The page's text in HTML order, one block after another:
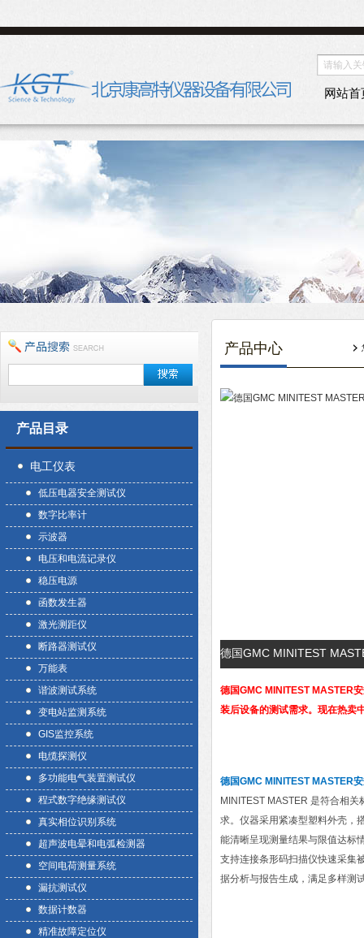
网站首
产品目录
电工仪表
低压电器安全测试仪
数字比率计
示波器
电压和电流记录仪
稳压电源
函数发生器
激光测距仪
断路器测试仪
万能表
谐波测试系统
变电站监测系统
GIS监控系统
电缆探测仪
多功能电气装置测试仪
程式数字绝缘测试仪
真实相位识别系统
超声波电晕和电弧检测器
空间电荷测量系统
漏抗测试仪
数据计数器
精准故障定位仪
产品中心
德国GMC MINITEST
德国GMC MINITEST MASTER
装后设备的测试需求。现在热卖
德国GMC MINITEST MASTER
MINITEST MASTER 是符合相
求。仪器采用紧凑型塑料外壳，
能清晰呈现测量结果与限值达标
支持连接条形码扫描仪快速采集
据分析与报告生成，满足多样测